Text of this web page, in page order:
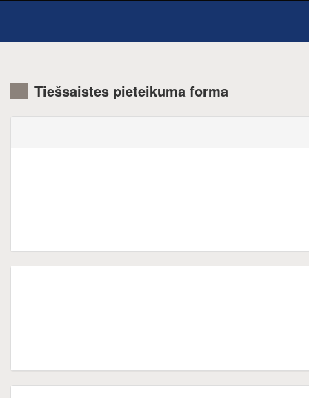
Tiešsaistes pieteikuma forma